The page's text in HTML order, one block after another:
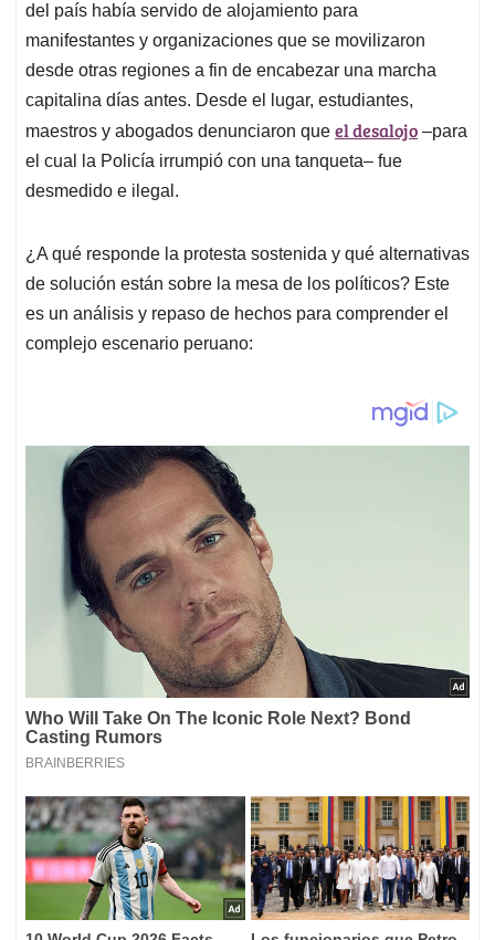
del país había servido de alojamiento para
manifestantes y organizaciones que se movilizaron
desde otras regiones a fin de encabezar una marcha
capitalina días antes. Desde el lugar, estudiantes,
maestros y abogados denunciaron que el desalojo –para
el cual la Policía irrumpió con una tanqueta– fue
desmedido e ilegal.
¿A qué responde la protesta sostenida y qué alternativas
de solución están sobre la mesa de los políticos? Este
es un análisis y repaso de hechos para comprender el
complejo escenario peruano: